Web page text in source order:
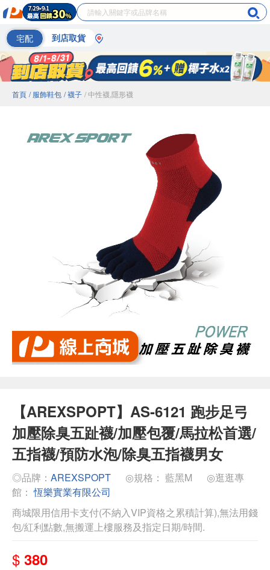
宅配 到店取貨
首頁 / 服飾鞋包 / 襪子 / 中性襪,隱形襪
【AREXSPOPT】AS-6121 跑步足弓
加壓除臭五趾襪/加壓包覆/馬拉松首選/
五指襪/預防水泡/除臭五指襪男女
◎品牌： AREXSPOPT ◎規格： 藍黑M
◎逛逛專
館：恆樂實業有限公司
商城限用信用卡支付(不納入VIP資格之累積計算),無法用錢
包/紅利點數,無搬運上樓服務及指定日期/時間.
$ 380